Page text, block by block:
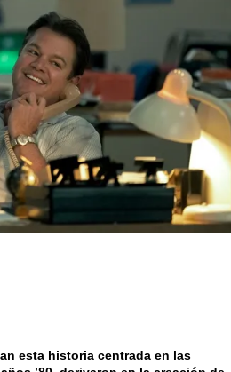
esta historia centrada en las